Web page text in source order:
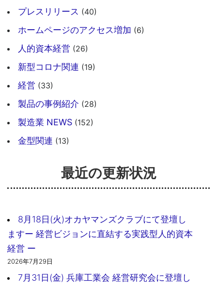
プレスリリース (40)
ホームページのアクセス増加 (6)
人的資本経営 (26)
新型コロナ関連 (19)
経営 (33)
製品の事例紹介 (28)
製造業 NEWS (152)
金型関連 (13)
最近の更新状況
8月18日(火)オカヤマンズクラブにて登壇し
ますー 経営ビジョンに直結する実践型人的資本
経営 ー
2026年7月29日
7月31日(金) 兵庫工業会 経営研究会に登壇し